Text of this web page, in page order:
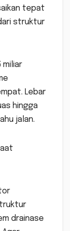
tepat
struktur
miliar
Lebar
hingga
jalan.
drainase